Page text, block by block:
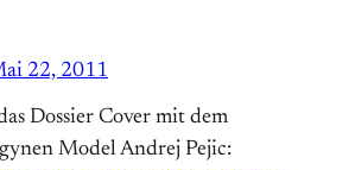
22, 2011
Dossier Cover mit dem
Model Andrej Pejic: